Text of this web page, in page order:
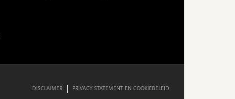
DISCLAIMER PRIVACY STATEMENT EN COOKIEBELEID